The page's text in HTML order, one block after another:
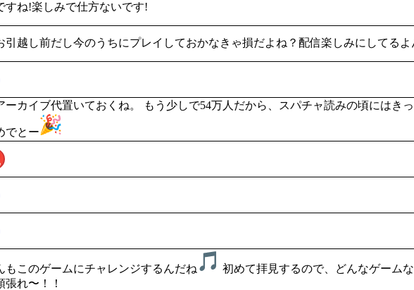
すね!楽しみで仕方ないです!
引越し前だし今のうちにプレイしておかなきゃ損だよね？配信楽しみにしてるよ
ーカイブ代置いておくね。 もう少しで54万人だから、スパチャ読みの頃にはき
でとー
もこのゲームにチャレンジするんだね 初めて拝見するので、どんなゲーム
れ〜！！